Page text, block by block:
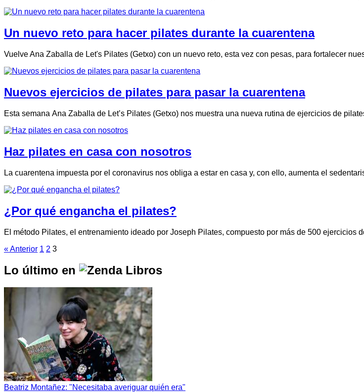
Un nuevo reto para hacer pilates durante la cuarentena
Vuelve Ana Zaballa de Let's Pilates (Getxo) con un nuevo reto, esta vez con pesas, para fortalecer
Nuevos ejercicios de pilates para pasar la cuarentena
Esta semana Ana Zaballa de Let’s Pilates (Getxo) nos muestra una nueva rutina de ejercicios de
Haz pilates en casa con nosotros
La cuarentena impuesta por el coronavirus nos obliga a estar en casa y, con ello, aumenta el
¿Por qué engancha el pilates?
El método Pilates, el entrenamiento ideado por Joseph Pilates, compuesto por más de 500
« Anterior 1 2 3
Lo último en
Beatriz Montañez: "Necesitaba averiguar quién era"